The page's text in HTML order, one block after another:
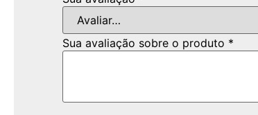
Sua avaliação sobre o produto *